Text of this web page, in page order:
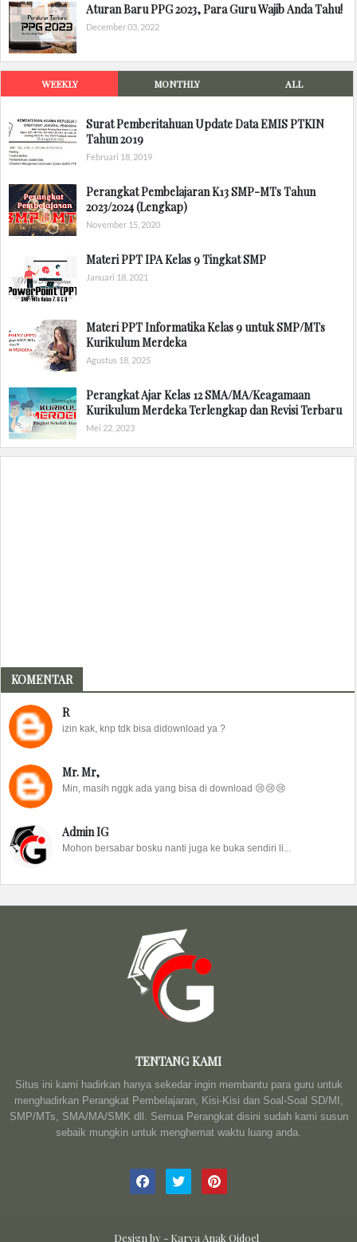
Aturan Baru PPG 2023, Para Guru Wajib Anda Tahu!
December 03, 2022
WEEKLY MONTHLY ALL
Surat Pemberitahuan Update Data EMIS PTKIN
Tahun 2019
Februari 18, 2019
Perangkat Pembelajaran K13 SMP-MTs Tahun
2023/2024 (Lengkap)
November 15, 2020
Materi PPT IPA Kelas 9 Tingkat SMP
Januari 18, 2021
Materi PPT Informatika Kelas 9 untuk SMP/MTs
Kurikulum Merdeka
Agustus 18, 2025
Perangkat Ajar Kelas 12 SMA/MA/Keagamaan
Kurikulum Merdeka Terlengkap dan Revisi Terbaru
Mei 22, 2023
KOMENTAR
R
izin kak, knp tdk bisa didownload ya ?
Mr. Mr,
Min, masih nggk ada yang bisa di download 😢😢😢
Admin IG
Mohon bersabar bosku nanti juga ke buka sendiri li...
TENTANG KAMI
Situs ini kami hadirkan hanya sekedar ingin membantu para guru untuk
menghadirkan Perangkat Pembelajaran, Kisi-Kisi dan Soal-Soal SD/MI,
SMP/MTs, SMA/MA/SMK dll. Semua Perangkat disini sudah kami susun
sebaik mungkin untuk menghemat waktu luang anda.
Design by - Karya Anak Qidoel